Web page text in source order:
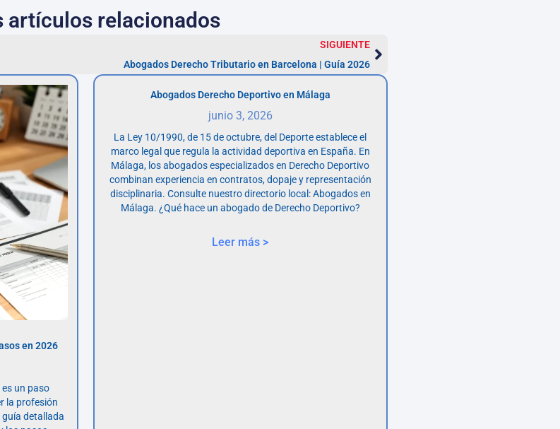
artículos relacionados
SIGUIENTE
Abogados Derecho Tributario en Barcelona | Guía 2026
en 2026
un paso
la profesión
guía detallada
Abogados Derecho Deportivo en Málaga
junio 3, 2026
La Ley 10/1990, de 15 de octubre, del Deporte establece el
marco legal que regula la actividad deportiva en España. En
Málaga, los abogados especializados en Derecho Deportivo
combinan experiencia en contratos, dopaje y representación
disciplinaria. Consulte nuestro directorio local: Abogados en
Málaga. ¿Qué hace un abogado de Derecho Deportivo?
Leer más >